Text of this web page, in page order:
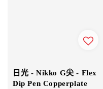
日光 - Nikko G尖 - Flex
Dip Pen Copperplate